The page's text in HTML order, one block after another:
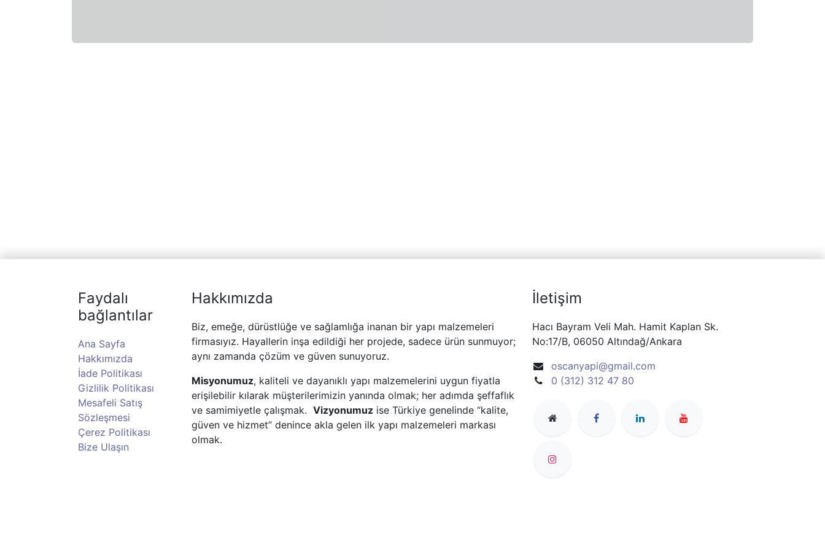
Faydalı
bağlantılar
Ana Sayfa
Hakkımızda
İade Politikası
Gizlilik Politikası
Mesafeli Satış
Sözleşmesi
Çerez Politikası
Bize Ulaşın
Hakkımızda
Biz, emeğe, dürüstlüğe ve sağlamlığa inanan bir yapı malzemeleri
firmasıyız. Hayallerin inşa edildiği her projede, sadece ürün sunmuyor;
aynı zamanda çözüm ve güven sunuyoruz.
Misyonumuz, kaliteli ve dayanıklı yapı malzemelerini uygun fiyatla
erişilebilir kılarak müşterilerimizin yanında olmak; her adımda şeffaflık
ve samimiyetle çalışmak. Vizyonumuz ise Türkiye genelinde “kalite,
güven ve hizmet” denince akla gelen ilk yapı malzemeleri markası
olmak.
İletişim
Hacı Bayram Veli Mah. Hamit Kaplan Sk.
No:17/B, 06050 Altındağ/Ankara
oscanyapi@gmail.com
0 (312) 312 47 80